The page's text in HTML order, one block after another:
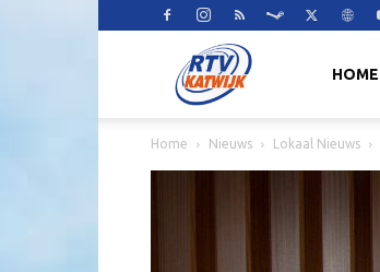
HOME
Home Nieuws Lokaal Nieuws